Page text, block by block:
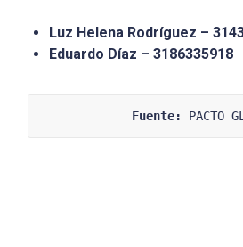
Luz Helena Rodríguez –
Eduardo Díaz – 3186335918
Fuente: PACTO